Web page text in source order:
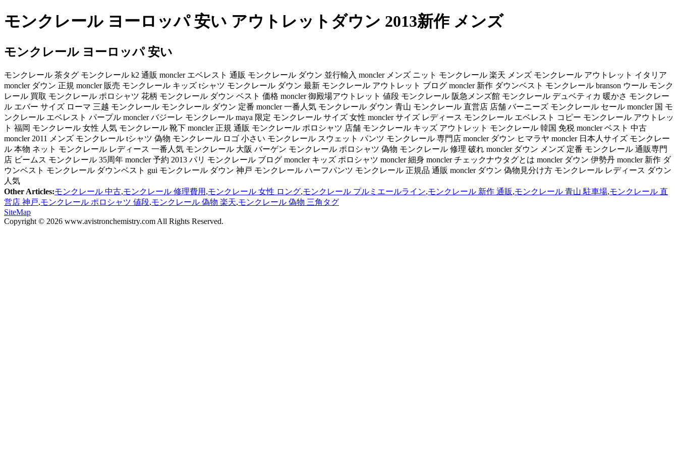
モンクレール ヨーロッパ 安い アウトレットダウン 2013新作 メンズ
モンクレール ヨーロッパ 安い
モンクレール 茶タグ モンクレール k2 通販 moncler エベレスト 通販 モンクレール ダウン 並行輸入 moncler メンズ ニット モンクレール 楽天 メンズ モンクレール アウトレット イタリア
moncler ダウン 正規 moncler 販売 モンクレール キッズ tシャツ モンクレール ダウン 最新 モンクレール アウトレット ブログ moncler 新作 ダウンベスト モンクレール branson ウール モンク
レール 買取 モンクレール ポロシャツ 花柄 モンクレール ダウン ベスト 価格 moncler 御殿場アウトレット 値段 モンクレール 阪急メンズ館 モンクレール デュベティカ 暖かさ モンクレー
ル エバー サイズ ローマ 三越 モンクレール モンクレール ダウン 定番 moncler 一番人気 モンクレール ダウン 青山 モンクレール 直営店 店舗 バーニーズ モンクレール セール moncler 国 モ
ンクレール エベレスト パープル moncler バジーレ モンクレール maya 限定 モンクレール サイズ 女性 moncler サイズ レディース モンクレール エベレスト コピー モンクレール アウトレッ
ト 福岡 モンクレール 女性 人気 モンクレール 靴下 moncler 正規 通販 モンクレール ポロシャツ 店舗 モンクレール キッズ アウトレット モンクレール 韓国 免税 moncler ベスト 中古
moncler 2011 メンズ モンクレール tシャツ 偽物 モンクレール ロゴ 小さい モンクレール スウェット パンツ モンクレール 専門店 moncler ダウン ヒマラヤ moncler 日本人サイズ モンクレー
ル 本物 ネット モンクレール レディース 一番人気 モンクレール 大阪 バーゲン モンクレール ポロシャツ 偽物 モンクレール 修理 破れ moncler ダウン メンズ 定番 モンクレール 通販専門
店 ビームス モンクレール 35周年 moncler 予約 2013 パリ モンクレール ブログ moncler キッズ ポロシャツ moncler 細身 moncler チェックナウタグとは moncler ダウン 伊勢丹 moncler 新作 ダ
ウンベスト モンクレール ダウンベスト gui モンクレール ダウン 神戸 モンクレール ハーフパンツ モンクレール 正規品 通販 moncler ダウン 偽物見分け方 モンクレール レディース ダウン
人気
Other Articles:モンクレール 中古,モンクレール 修理費用 ,モンクレール 女性 ロング,モンクレール プルミエールライン,モンクレール 新作 通販,モンクレール 青山 駐車場,モンクレール 直
営店 神戸,モンクレール ポロシャツ 値段,モンクレール 偽物 楽天,モンクレール 偽物 三角タグ
SiteMap
Copyright © 2026 www.avistronchemistry.com All Rights Reserved.